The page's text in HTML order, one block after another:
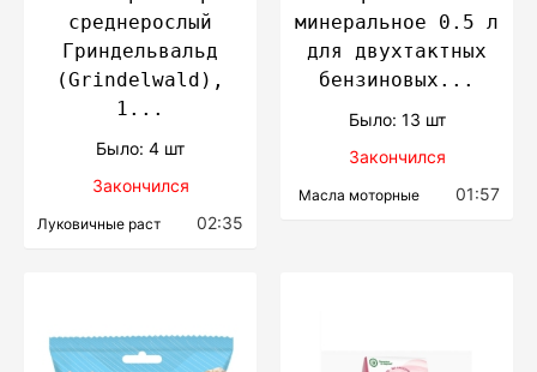
среднерослый
Гриндельвальд
(Grindelwald),
1...
Было: 4 шт
Закончился
Луковичные раст 02:35
минеральное 0.5 л
для двухтактных
бензиновых...
Было: 13 шт
Закончился
Масла моторные 01:57